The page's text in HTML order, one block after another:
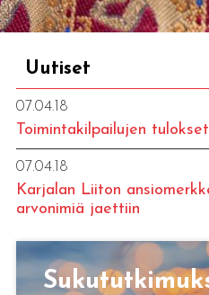
Uutiset
07.04.18
Toimintakilpailujen tulokset
07.04.18
Karjalan Liiton
arvonimiä jaettiin